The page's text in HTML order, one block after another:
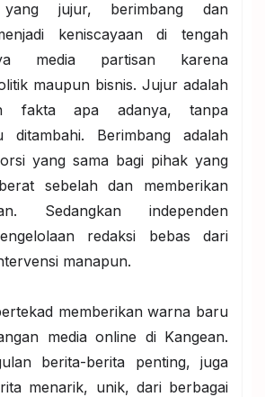
yang jujur, berimbang dan
keniscayaan di tengah
media partisan karena
maupun bisnis. Jujur adalah
fakta apa adanya, tanpa
ditambahi. Berimbang adalah
yang sama bagi pihak yang
sebelah dan memberikan
Sedangkan independen
redaksi bebas dari
manapun.
memberikan warna baru
media online di Kangean.
berita-berita penting, juga
menarik, unik, dari berbagai